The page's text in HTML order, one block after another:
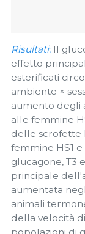
Risultati: Il
effetto
esterificati
ambiente ×
aumento degli
alle femmine
delle scrofette
femmine HS1
glucagone, T3
principale
aumentata
animali
della velocità